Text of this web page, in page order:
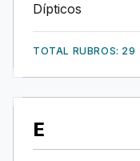
Dípticos
TOTAL RUBROS: 29
E